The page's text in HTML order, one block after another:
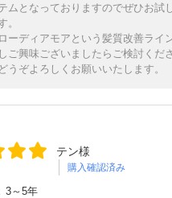
ムとなっておりますのでぜひお試
。
ーディアモアという髪質改善ライ
ご興味ございましたらご検討くだ
うぞよろしくお願いいたします。
テン様
購入確認済み
3～5年